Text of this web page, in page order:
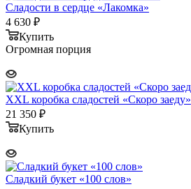
Сладости в сердце «Лакомка»
4 630 ₽
Купить
Огромная порция
XXL коробка сладостей «Скоро заеду»
21 350 ₽
Купить
Сладкий букет «100 слов»